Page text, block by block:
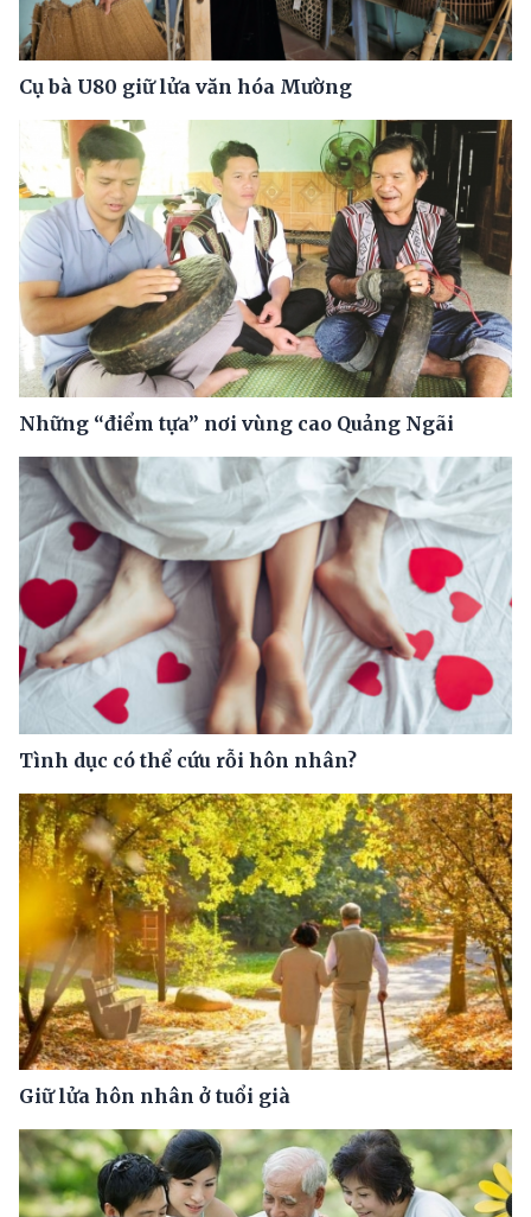
Cụ bà U80 giữ lửa văn hóa Mường
Những “điểm tựa” nơi vùng cao Quảng Ngãi
Tình dục có thể cứu rỗi hôn nhân?
Giữ lửa hôn nhân ở tuổi già